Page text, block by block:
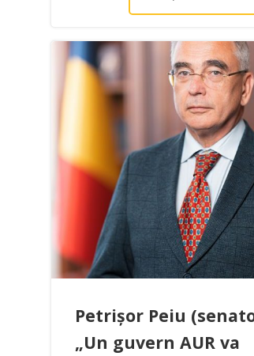
Petrișor Peiu
„Un guvern AUR va